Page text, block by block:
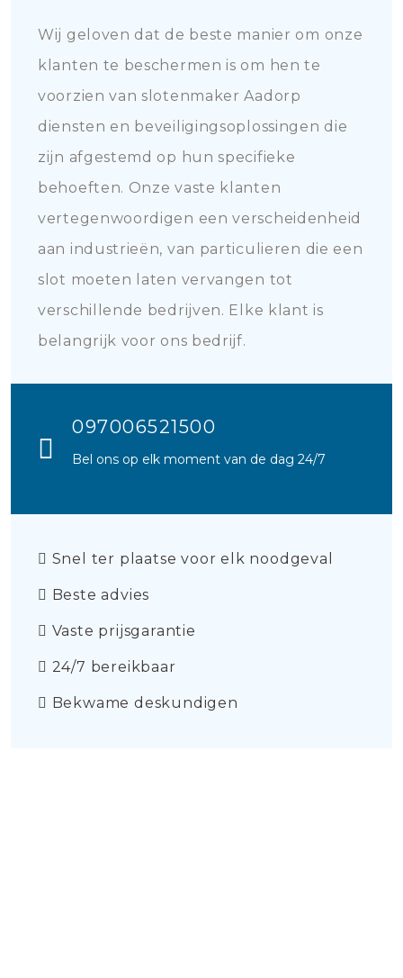
Wij geloven dat de beste manier om onze
klanten te beschermen is om hen te
voorzien van slotenmaker Aadorp
diensten en beveiligingsoplossingen die
zijn afgestemd op hun specifieke
behoeften. Onze vaste klanten
vertegenwoordigen een verscheidenheid
aan industrieën, van particulieren die een
slot moeten laten vervangen tot
verschillende bedrijven. Elke klant is
belangrijk voor ons bedrijf.
097006521500
Bel ons op elk moment van de dag 24/7
Snel ter plaatse voor elk noodgeval
Beste advies
Vaste prijsgarantie
24/7 bereikbaar
Bekwame deskundigen